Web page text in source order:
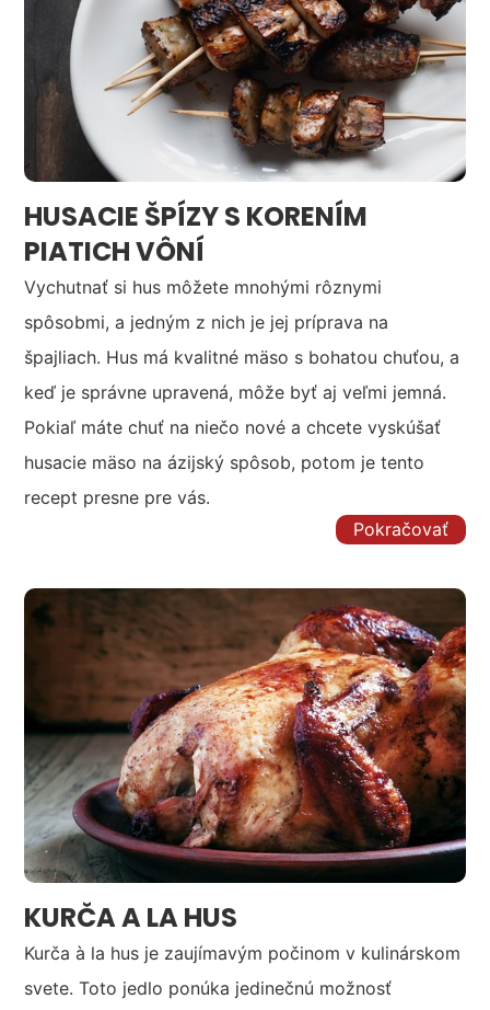
HUSACIE ŠPÍZY S KORENÍM
PIATICH VÔNÍ
Vychutnať si hus môžete mnohými rôznymi
spôsobmi, a jedným z nich je jej príprava na
špajliach. Hus má kvalitné mäso s bohatou chuťou, a
keď je správne upravená, môže byť aj veľmi jemná.
Pokiaľ máte chuť na niečo nové a chcete vyskúšať
husacie mäso na ázijský spôsob, potom je tento
recept presne pre vás.
Pokračovať
KURČA A LA HUS
Kurča à la hus je zaujímavým počinom v kulinárskom
svete. Toto jedlo ponúka jedinečnú možnosť